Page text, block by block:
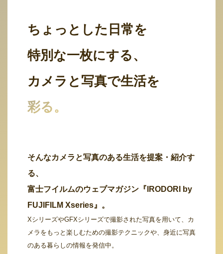
ちょっとした日常を
特別な一枚にする、
カメラと写真で生活を
彩る。
そんなカメラと写真のある生活を提案・紹介す
る、
富士フイルムのウェブマガジン『IRODORI by
FUJIFILM Xseries』。
XシリーズやGFXシリーズで撮影された写真を用いて、カ
メラをもっと楽しむための撮影テクニックや、身近に写真
のある暮らしの情報を発信中。